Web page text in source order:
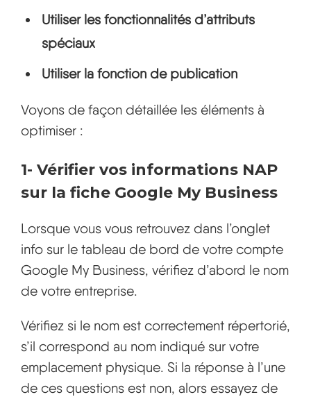
Utiliser les fonctionnalités d’attributs
spéciaux
Utiliser la fonction de publication
Voyons de façon détaillée les éléments à
optimiser :
1- Vérifier vos informations NAP
sur la fiche Google My Business
Lorsque vous vous retrouvez dans l’onglet
info sur le tableau de bord de votre compte
Google My Business, vérifiez d’abord le nom
de votre entreprise.
Vérifiez si le nom est correctement répertorié,
s’il correspond au nom indiqué sur votre
emplacement physique. Si la réponse à l’une
de ces questions est non, alors essayez de